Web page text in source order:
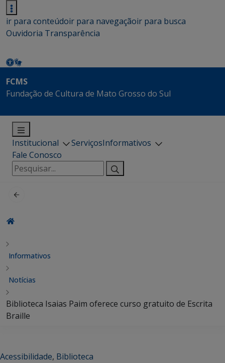
ir para conteúdoir para navegaçãoir para busca
Ouvidoria Transparência
FCMS
Fundação de Cultura de Mato Grosso do Sul
Institucional ServiçosInformativos
Fale Conosco
Pesquisar
por:
Informativos
Notícias
Biblioteca Isaias Paim oferece curso gratuito de Escrita
Braille
Acessibilidade, Biblioteca